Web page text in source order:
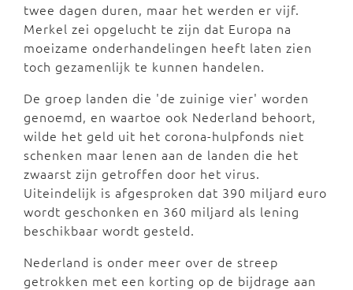
twee dagen duren, maar het werden er vijf.
Merkel zei opgelucht te zijn dat Europa na
moeizame onderhandelingen heeft laten zien
toch gezamenlijk te kunnen handelen.
De groep landen die 'de zuinige vier' worden
genoemd, en waartoe ook Nederland behoort,
wilde het geld uit het corona-hulpfonds niet
schenken maar lenen aan de landen die het
zwaarst zijn getroffen door het virus.
Uiteindelijk is afgesproken dat 390 miljard euro
wordt geschonken en 360 miljard als lening
beschikbaar wordt gesteld.
Nederland is onder meer over de streep
getrokken met een korting op de bijdrage aan